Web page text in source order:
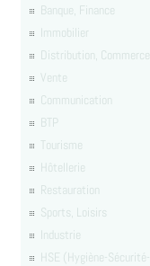
Banque, Finance
Immobilier
Distribution, Commerce
Vente
Communication
BTP
Tourisme
Hôtellerie
Restauration
Sports, Loisirs
Industrie
HSE (Hygiène-Sécurité-